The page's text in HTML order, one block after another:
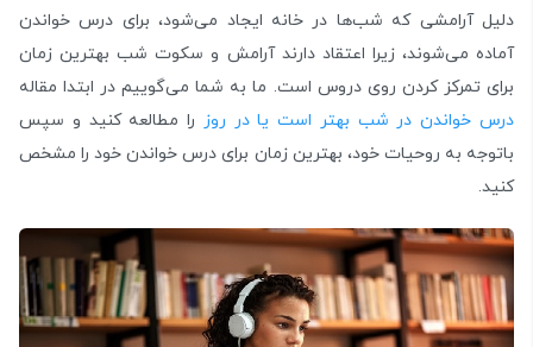
دلیل آرامشی که شب‌ها در خانه ایجاد می‌شود، برای درس خواندن
آماده می‌شوند، زیرا اعتقاد دارند آرامش و سکوت شب بهترین زمان
برای تمرکز کردن روی دروس است. ما به شما می‌گوییم در ابتدا مقاله
درس خواندن در شب بهتر است یا در روز را مطالعه کنید و سپس
باتوجه به روحیات خود، بهترین زمان برای درس خواندن خود را مشخص
کنید.